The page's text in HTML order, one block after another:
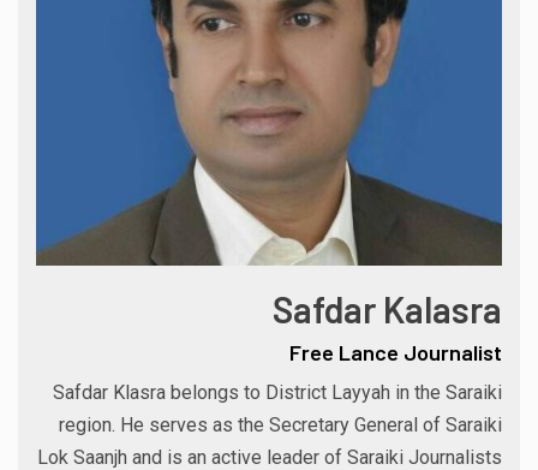
Safdar Kalasra
Free Lance Journalist
Safdar Klasra belongs to District Layyah in the Saraiki
region. He serves as the Secretary General of Saraiki
Lok Saanjh and is an active leader of Saraiki Journalists